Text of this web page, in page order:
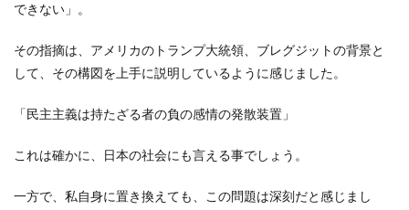
できない」。
その指摘は、アメリカのトランプ大統領、ブレグジットの背景と
して、その構図を上手に説明しているように感じました。
「民主主義は持たざる者の負の感情の発散装置」
これは確かに、日本の社会にも言える事でしょう。
一方で、私自身に置き換えても、この問題は深刻だと感じまし